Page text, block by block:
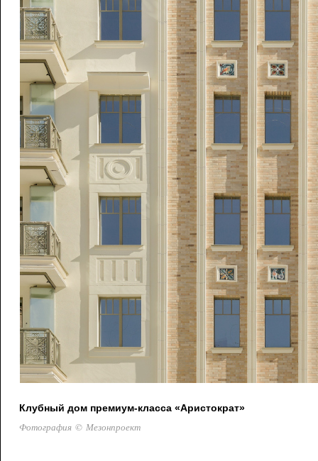
Клубный дом премиум-класса «Аристократ»
Фотография © Мезонпроект